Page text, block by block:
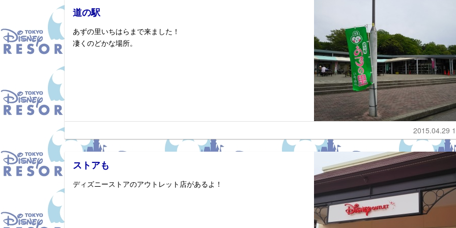
道の駅
あずの里いちはらまで来ました！
凄くのどかな場所。
2015.04.29
ストアも
ディズニーストアのアウトレット店があるよ！